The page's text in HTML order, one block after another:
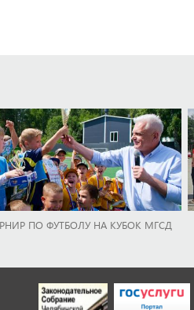
ПО ФУТБОЛУ НА КУБОК МГСД